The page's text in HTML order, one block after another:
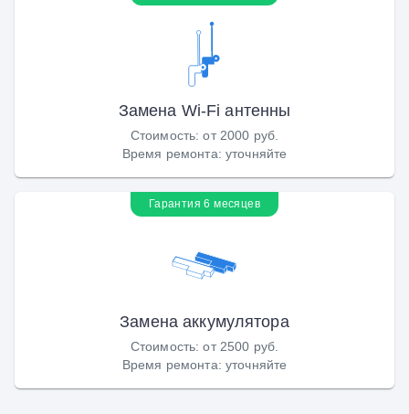
Замена Wi-Fi антенны
Стоимость:от 2000 руб.
Время ремонта: уточняйте
Гарантия 6 месяцев
Замена аккумулятора
Стоимость:от 2500 руб.
Время ремонта: уточняйте